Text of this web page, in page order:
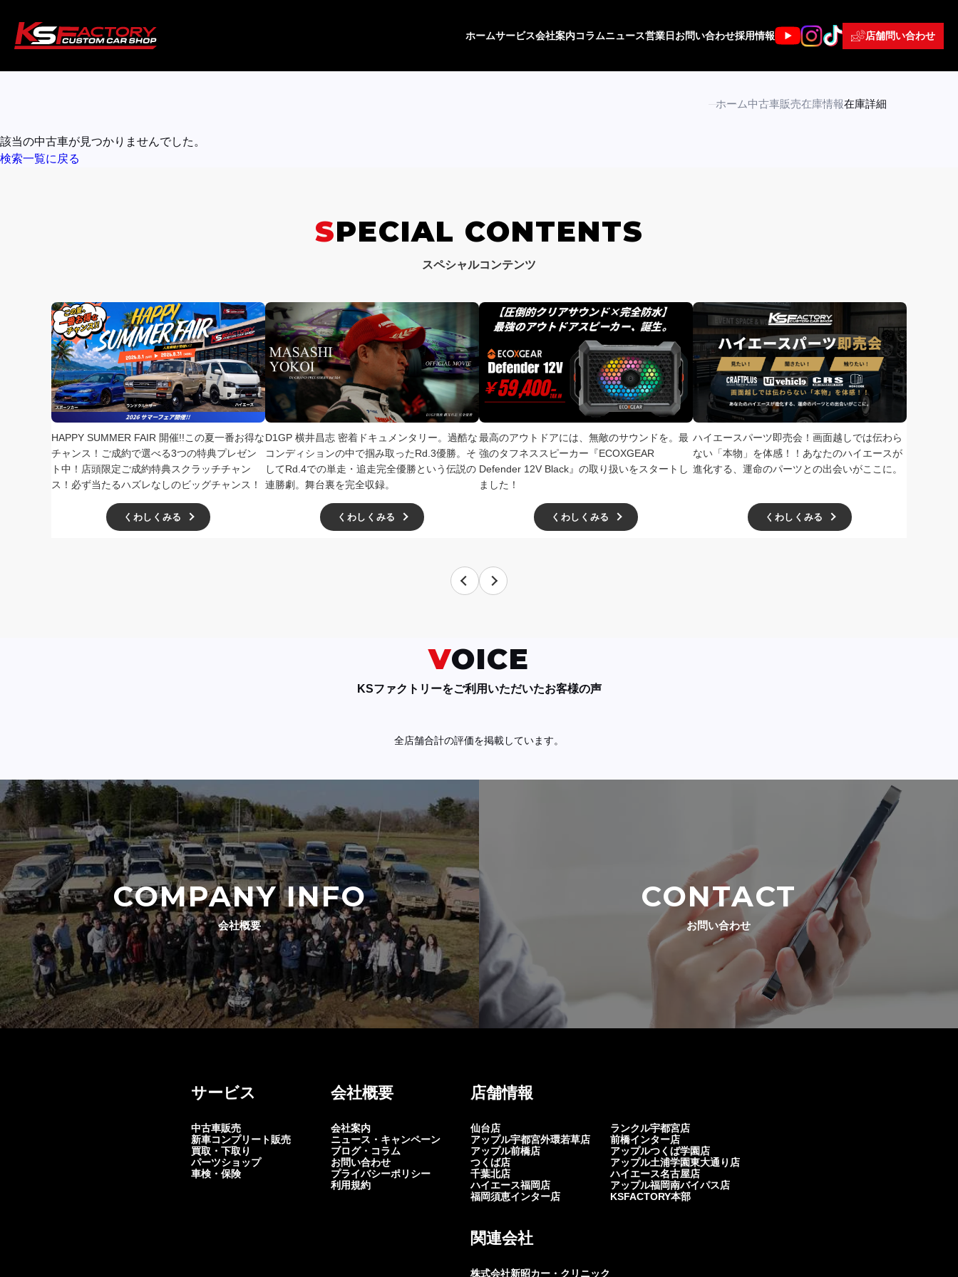
ホームサービス会社案内コラムニュース営業日 お問い合わせ採用情報 店舗問い合わせ
ホーム中古車販売在庫情報在庫詳細
該当の中古車が見つかりませんでした。
検索一覧に戻る
SPECIAL CONTENTS
スペシャルコンテンツ
HAPPY SUMMER FAIR 開催!!この夏一番お得な
チャンス！ご成約で選べる3つの特典プレゼン
ト中！店頭限定ご成約特典スクラッチチャン
ス！必ず当たるハズレなしのビッグチャンス！
くわしくみる
D1GP 横井昌志 密着ドキュメンタリー。過酷な
コンディションの中で掴み取ったRd.3優勝。そ
してRd.4での単走・追走完全優勝という伝説の
連勝劇。舞台裏を完全収録。
くわしくみる
最高のアウトドアには、無敵のサウンドを。最
強のタフネススピーカー『ECOXGEAR
Defender 12V Black』の取り扱いをスタートし
ました！
くわしくみる
ハイエースパーツ即売会！画面越しでは伝わら
ない「本物」を体感！！あなたのハイエースが
進化する、運命のパーツとの出会いがここに。
くわしくみる
VOICE
KSファクトリーをご利用いただいたお客様の声
全店舗合計の評価を掲載しています。
COMPANY INFO
会社概要
CONTACT
お問い合わせ
サービス
中古車販売
新車コンプリート販売
買取・下取り
パーツショップ
車検・保険
会社概要
会社案内
ニュース・キャンペーン
ブログ・コラム
お問い合わせ
プライバシーポリシー
利用規約
店舗情報
仙台店
ランクル宇都宮店
アップル宇都宮外環若草店
前橋インター店
アップル前橋店
アップルつくば学園店
つくば店
アップル土浦学園東大通り店
千葉北店
ハイエース名古屋店
ハイエース福岡店
アップル福岡南バイパス店
福岡須恵インター店
KSFACTORY本部
関連会社
株式会社新昭カー・クリニック